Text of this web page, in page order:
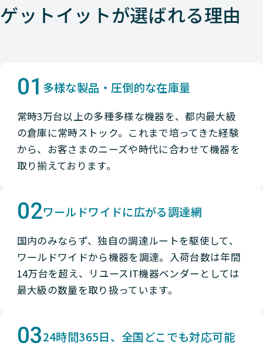
ゲットイットが選ばれる理由
01 多様な製品・圧倒的な在庫量
常時3万台以上の多種多様な機器を、都内最大級
の倉庫に常時ストック。これまで培ってきた経験
から、お客さまのニーズや時代に合わせて機器を
取り揃えております。
02ワールドワイドに広がる調達網
国内のみならず、独自の調達ルートを駆使して、
ワールドワイドから機器を調達。入荷台数は年間
14万台を超え、リユースIT機器ベンダーとしては
最大級の数量を取り扱っています。
0324時間365日、全国どこでも対応可能